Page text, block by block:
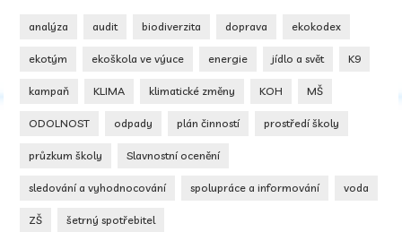
analýza audit biodiverzita doprava ekokodex
ekotým ekoškola ve výuce energie jídlo a svět K9
kampaň KLIMA klimatické změny KOH MŠ
ODOLNOST odpady plán činností prostředí školy
průzkum školy Slavnostní ocenění
sledování a vyhodnocování spolupráce a informování voda
ZŠ šetrný spotřebitel